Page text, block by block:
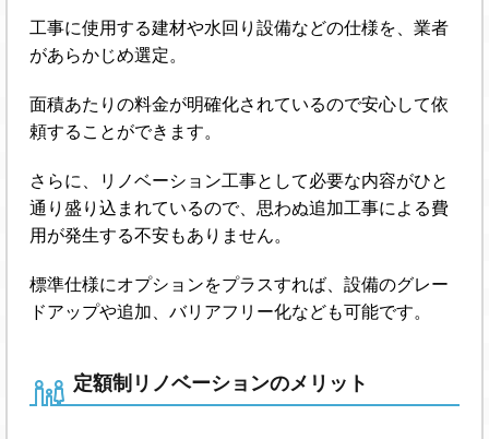
工事に使用する建材や水回り設備などの仕様を、業者
があらかじめ選定。
面積あたりの料金が明確化されているので安心して依
頼することができます。
さらに、リノベーション工事として必要な内容がひと
通り盛り込まれているので、思わぬ追加工事による費
用が発生する不安もありません。
標準仕様にオプションをプラスすれば、設備のグレー
ドアップや追加、バリアフリー化なども可能です。
定額制リノベーションのメリット